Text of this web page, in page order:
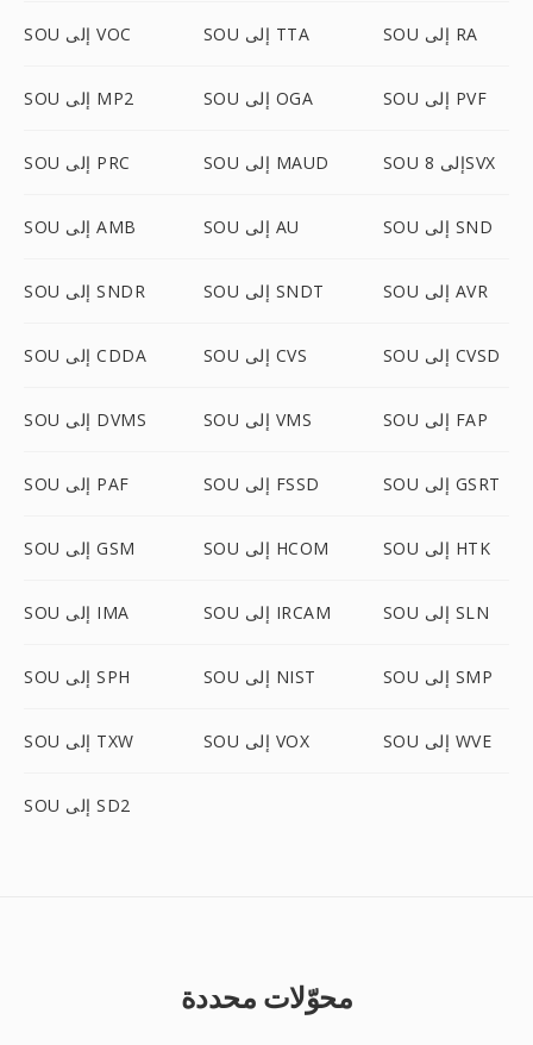
SOU إلى VOC SOU إلى TTA SOU إلى RA
SOU إلى MP2 SOU إلى OGA SOU إلى PVF
SOU إلى PRC SOU إلى MAUD SOU إلى 8SVX
SOU إلى AMB SOU إلى AU SOU إلى SND
SOU إلى SNDR SOU إلى SNDT SOU إلى AVR
SOU إلى CDDA SOU إلى CVS SOU إلى CVSD
SOU إلى DVMS SOU إلى VMS SOU إلى FAP
SOU إلى PAF SOU إلى FSSD SOU إلى GSRT
SOU إلى GSM SOU إلى HCOM SOU إلى HTK
SOU إلى IMA SOU إلى IRCAM SOU إلى SLN
SOU إلى SPH SOU إلى NIST SOU إلى SMP
SOU إلى TXW SOU إلى VOX SOU إلى WVE
SOU إلى SD2
محوّلات محددة